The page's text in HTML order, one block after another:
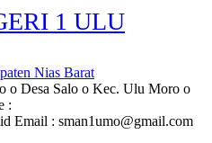
1 ULU
Nias Barat
o Desa Salo o Kec. Ulu Moro o
:
Email : sman1umo@gmail.com